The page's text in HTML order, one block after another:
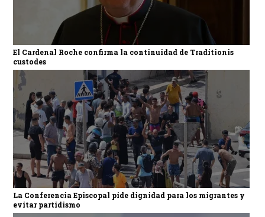
El Cardenal Roche confirma la continuidad de Traditionis
custodes
La Conferencia Episcopal pide dignidad para los migrantes y
evitar partidismo